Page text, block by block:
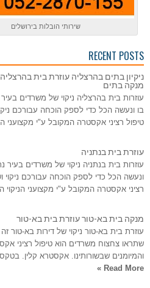
שירותי הובלות בירושלים
RECENT POSTS
ניקיון בתים בהרצליה עוזרת בית
מנקה בתים
עוזרות בית בהרצליה ניקוי של משרדים
בו ונעשה הכל כדי לספק הוכחה עבורכם
טיפול רציני אקסטרה המקובל ע"י מקצועני
עוזרת בית בנתניה
עוזרות בית בנתניה ניקוי של משרדים בעיר
ונעשה הכל כדי לספק הוכחה עבורכם ניקוי
רציני אקסטרה המקובל ע"י מקצועני הניקוי
מנקה בית בא-טור עוזרת בית בא-טור
עוזרת בית בא-טור ניקוי של דירות בא-טור
שתראו צחצוח משרדים הוא טיפול רציני
והמיומנים שבשורותינו. אקסטרא קלין.
Read More »